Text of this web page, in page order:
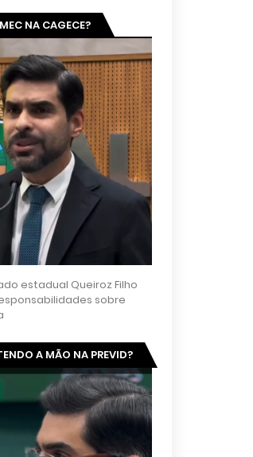
NA CAGECE?
estadual Queiroz Filho
sobre
A MÃO NA PREVID?